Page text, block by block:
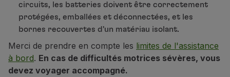
circuits, les batteries doivent être correctement
protégées, emballées et déconnectées, et les
bornes recouvertes d'un matériau isolant.
Merci de prendre en compte les limites de l'assistance
à bord. En cas de difficultés motrices sévères, vous
devez voyager accompagné.